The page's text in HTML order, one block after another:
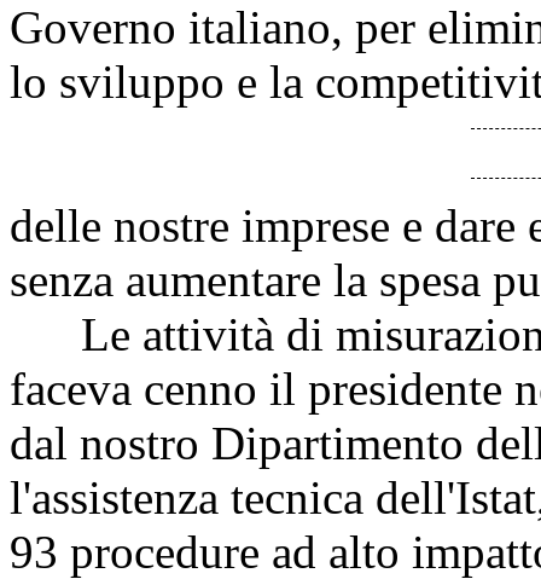
Governo italiano, per
lo sviluppo e la
delle nostre imprese e
senza aumentare la spesa
Le attività di
faceva cenno il presidente
dal nostro Dipartimento
l'assistenza tecnica
93 procedure ad alto